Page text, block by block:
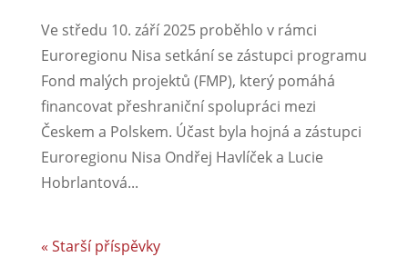
Ve středu 10. září 2025 proběhlo v rámci
Euroregionu Nisa setkání se zástupci programu
Fond malých projektů (FMP), který pomáhá
financovat přeshraniční spolupráci mezi
Českem a Polskem. Účast byla hojná a zástupci
Euroregionu Nisa Ondřej Havlíček a Lucie
Hobrlantová...
« Starší příspěvky